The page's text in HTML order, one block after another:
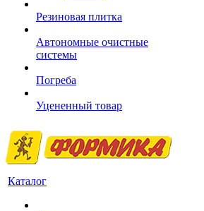
Резиновая плитка
Автономные очистные
системы
Погреба
Уцененный товар
Каталог